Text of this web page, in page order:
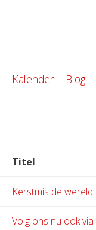
Kalender Blog
Titel
Kerstmis de
Volg ons nu ook